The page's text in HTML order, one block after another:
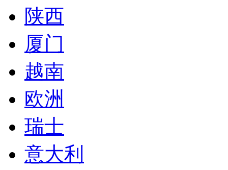
陕西
厦门
越南
欧洲
瑞士
意大利